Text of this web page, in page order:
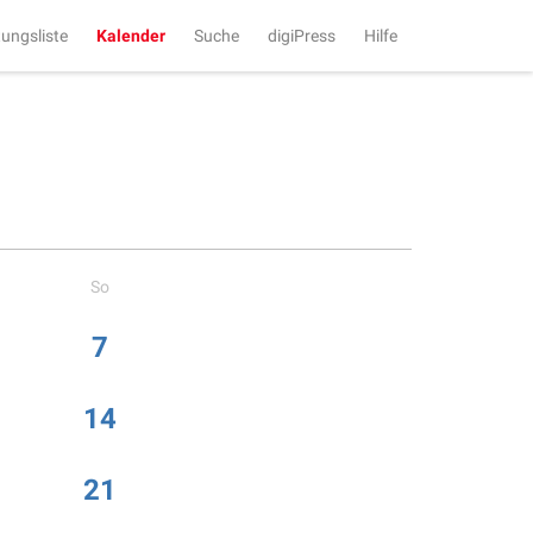
Kalender Suche digiPress Hilfe
So
7
14
21